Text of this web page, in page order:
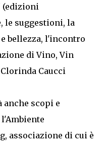
(edizioni
le suggestioni, la
bellezza, l'incontro
di Vino, Vin
Caucci
scopi e
associazione di cui è